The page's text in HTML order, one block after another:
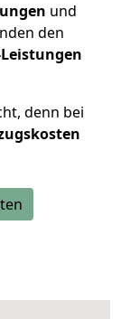
und
den
denn bei